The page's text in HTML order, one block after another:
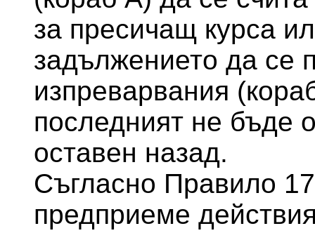
за пресичащ курса
задължението да се
изпреварвания
последният не бъде
оставен назад.
Съгласно Правило
предприеме